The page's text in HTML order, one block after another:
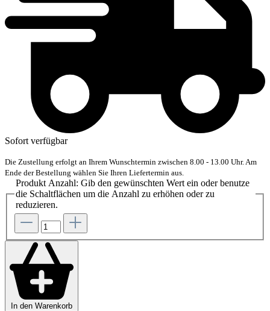
Sofort verfügbar
Die Zustellung erfolgt an Ihrem Wunschtermin zwischen 8.00 - 13.00 Uhr. Am
Ende der Bestellung wählen Sie Ihren Liefertermin aus.
Produkt Anzahl: Gib den gewünschten Wert ein oder benutze
die Schaltflächen um die Anzahl zu erhöhen oder zu
reduzieren.
In den Warenkorb